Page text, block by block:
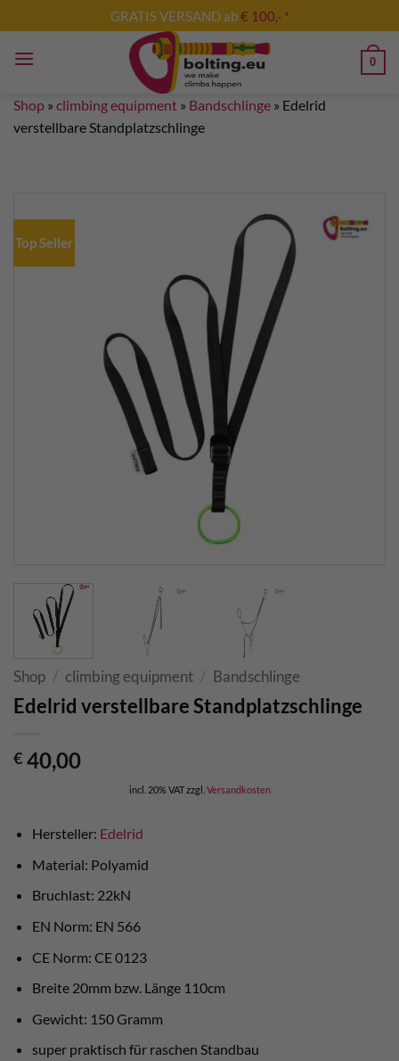
to
content
GRATIS VERSAND ab€ 100,- *
0
Shop » climbing equipment » Bandschlinge » Edelrid
verstellbare Standplatzschlinge
Top Seller
Shop / climbing equipment / Bandschlinge
Edelrid verstellbare Standplatzschlinge
€ 40,00
incl. 20% VATzzgl. Versandkosten
Hersteller: Edelrid
Material: Polyamid
Bruchlast: 22kN
EN Norm: EN 566
CE Norm: CE 0123
Breite 20mm bzw. Länge 110cm
Gewicht: 150 Gramm
super praktisch für raschen Standbau